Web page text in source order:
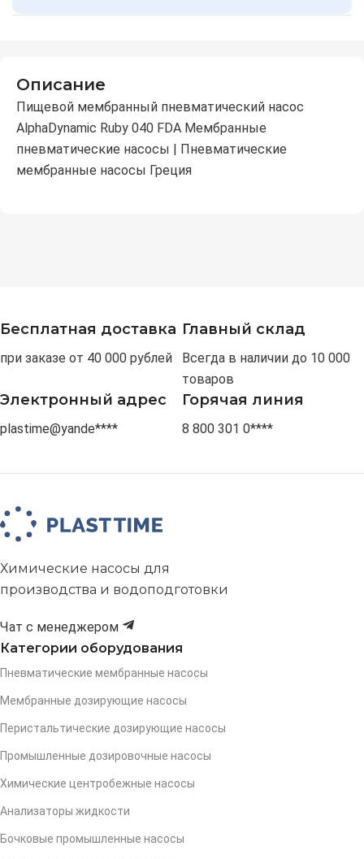
Описание
Пищевой мембранный пневматический насос
AlphaDynamic Ruby 040 FDA Мембранные
пневматические насосы | Пневматические
мембранные насосы Греция
Бесплатная доставка
при заказе от 40 000 рублей
Главный склад
Всегда в наличии до 10 000
товаров
Электронный адрес
plastime@yande****
Горячая линия
8 800 301 0****
Химические насосы для
производства и водоподготовки
Чат с менеджером
Категории оборудования
Пневматические мембранные насосы
Мембранные дозирующие насосы
Перистальтические дозирующие насосы
Промышленные дозировочные насосы
Химические центробежные насосы
Анализаторы жидкости
Бочковые промышленные насосы